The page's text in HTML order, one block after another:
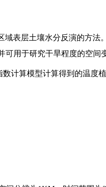
域表层土壤水分反演的方
用于研究干旱程度的空间
计算模型计算得到的温度